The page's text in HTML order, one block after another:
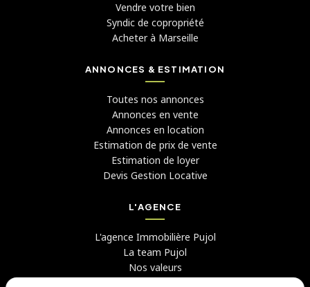
Vendre votre bien
Syndic de copropriété
Acheter à Marseille
ANNONCES & ESTIMATION
Toutes nos annonces
Annonces en vente
Annonces en location
Estimation de prix de vente
Estimation de loyer
Devis Gestion Locative
L'AGENCE
L'agence Immobilière Pujol
La team Pujol
Nos valeurs